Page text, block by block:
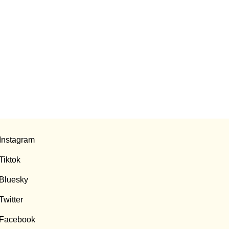
Instagram
Bluesky
Facebook